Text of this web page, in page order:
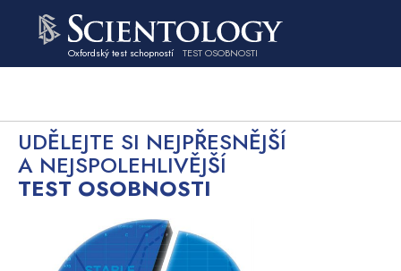
Oxfordský test schopností TEST OSOBNOSTI
UDĚLEJTE SI NEJPŘESNĚJŠÍ
A NEJSPOLEHLIVĚJŠÍ
TEST OSOBNOSTI